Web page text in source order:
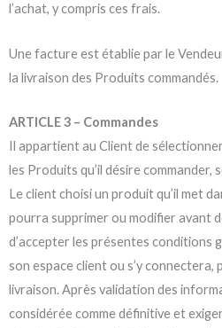
l’achat, y compris ces frais.
Une facture est établie par le
la livraison des Produits commandés.
ARTICLE 3 – Commandes
Il appartient au Client de
les Produits qu’il désire commander,
Le client choisi un produit qu’il met
pourra supprimer ou modifier avant
d’accepter les présentes conditions
son espace client ou s’y connectera,
livraison. Après validation des
considérée comme définitive et